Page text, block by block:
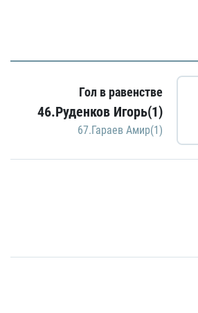
Гол в равенстве
46.Руденков Игорь(1)
67.Гараев Амир(1)